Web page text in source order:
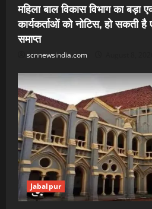
महिला बाल विकास विभाग का बड़ा
कार्यकर्ताओं को नोटिस, हो
समाप्त
scnnewsindia.com
Jabalpur